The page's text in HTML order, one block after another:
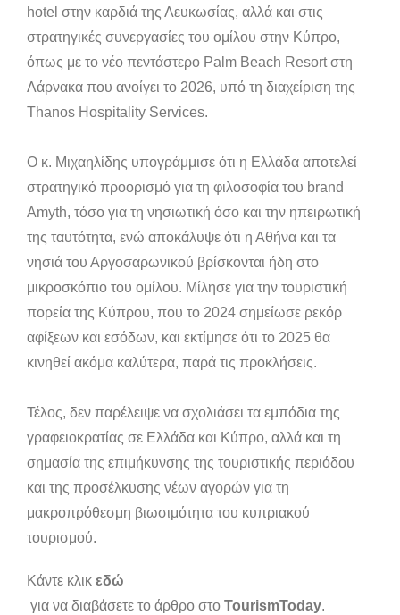
hotel στην καρδιά της Λευκωσίας, αλλά και στις
στρατηγικές συνεργασίες του ομίλου στην Κύπρο,
όπως με το νέο πεντάστερο Palm Beach Resort στη
Λάρνακα που ανοίγει το 2026, υπό τη διαχείριση της
Thanos Hospitality Services.
Ο κ. Μιχαηλίδης υπογράμμισε ότι η Ελλάδα αποτελεί
στρατηγικό προορισμό για τη φιλοσοφία του brand
Amyth, τόσο για τη νησιωτική όσο και την ηπειρωτική
της ταυτότητα, ενώ αποκάλυψε ότι η Αθήνα και τα
νησιά του Αργοσαρωνικού βρίσκονται ήδη στο
μικροσκόπιο του ομίλου. Μίλησε για την τουριστική
πορεία της Κύπρου, που το 2024 σημείωσε ρεκόρ
αφίξεων και εσόδων, και εκτίμησε ότι το 2025 θα
κινηθεί ακόμα καλύτερα, παρά τις προκλήσεις.
Τέλος, δεν παρέλειψε να σχολιάσει τα εμπόδια της
γραφειοκρατίας σε Ελλάδα και Κύπρο, αλλά και τη
σημασία της επιμήκυνσης της τουριστικής περιόδου
και της προσέλκυσης νέων αγορών για τη
μακροπρόθεσμη βιωσιμότητα του κυπριακού
τουρισμού.
Κάντε κλικ εδώ
για να διαβάσετε το άρθρο στο TourismToday.